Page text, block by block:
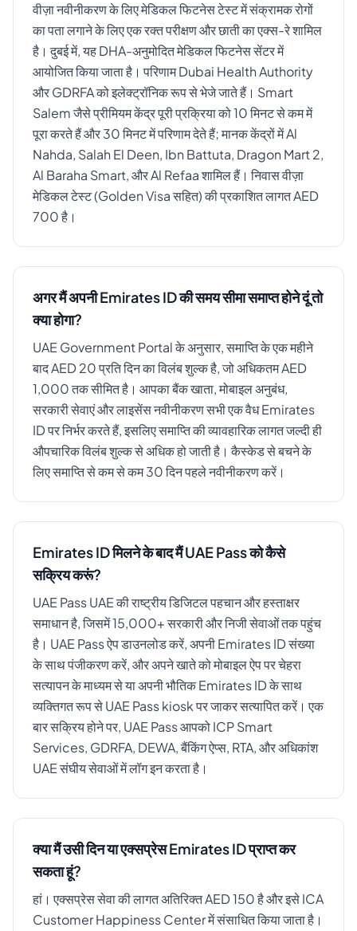
वीज़ा नवीनीकरण के लिए मेडिकल फिटनेस टेस्ट में संक्रामक रोगों
का पता लगाने के लिए एक रक्त परीक्षण और छाती का एक्स-रे शामिल
है। दुबई में, यह DHA-अनुमोदित मेडिकल फिटनेस सेंटर में
आयोजित किया जाता है। परिणाम Dubai Health Authority
और GDRFA को इलेक्ट्रॉनिक रूप से भेजे जाते हैं। Smart
Salem जैसे प्रीमियम केंद्र पूरी प्रक्रिया को 10 मिनट से कम में
पूरा करते हैं और 30 मिनट में परिणाम देते हैं; मानक केंद्रों में Al
Nahda, Salah El Deen, Ibn Battuta, Dragon Mart 2,
Al Baraha Smart, और Al Refaa शामिल हैं। निवास वीज़ा
मेडिकल टेस्ट (Golden Visa सहित) की प्रकाशित लागत AED
700 है।
अगर मैं अपनी Emirates ID की समय सीमा समाप्त होने दूं तो
क्या होगा?
UAE Government Portal के अनुसार, समाप्ति के एक महीने
बाद AED 20 प्रति दिन का विलंब शुल्क है, जो अधिकतम AED
1,000 तक सीमित है। आपका बैंक खाता, मोबाइल अनुबंध,
सरकारी सेवाएं और लाइसेंस नवीनीकरण सभी एक वैध Emirates
ID पर निर्भर करते हैं, इसलिए समाप्ति की व्यावहारिक लागत जल्दी ही
औपचारिक विलंब शुल्क से अधिक हो जाती है। कैस्केड से बचने के
लिए समाप्ति से कम से कम 30 दिन पहले नवीनीकरण करें।
Emirates ID मिलने के बाद मैं UAE Pass को कैसे
सक्रिय करूं?
UAE Pass UAE की राष्ट्रीय डिजिटल पहचान और हस्ताक्षर
समाधान है, जिसमें 15,000+ सरकारी और निजी सेवाओं तक पहुंच
है। UAE Pass ऐप डाउनलोड करें, अपनी Emirates ID संख्या
के साथ पंजीकरण करें, और अपने खाते को मोबाइल ऐप पर चेहरा
सत्यापन के माध्यम से या अपनी भौतिक Emirates ID के साथ
व्यक्तिगत रूप से UAE Pass kiosk पर जाकर सत्यापित करें। एक
बार सक्रिय होने पर, UAE Pass आपको ICP Smart
Services, GDRFA, DEWA, बैंकिंग ऐप्स, RTA, और अधिकांश
UAE संघीय सेवाओं में लॉग इन करता है।
क्या मैं उसी दिन या एक्सप्रेस Emirates ID प्राप्त कर
सकता हूं?
हां। एक्सप्रेस सेवा की लागत अतिरिक्त AED 150 है और इसे ICA
Customer Happiness Center में संसाधित किया जाता है।